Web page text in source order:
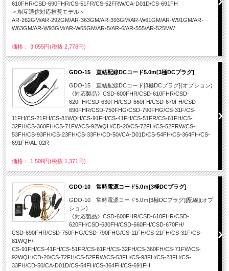
610FHR/CSD-690FHR/CS-51FR/CS-52FRW/CA-D01D/CS-691FH
＜相互通信対応推奨モデル＞
AR-262GM/AR-292GM/AR-363GM/AR-393GM/AR-W61GM/AR-W91GM/AR-
W63GM/AR-W93GM/AR-W65GM/AR-5/AR-6/AR-555/AR-525MW
価格： 3,055円(税抜 2,778円)
GDO-15 直結配線DCコード5.0m[3極DCプラグ]
GDO-15 直結配線DCコード[3極DCプラグ](オプション)
《対応製品》CSD-600FHR/CSD-610FHR/CSD-
620FH/CSD-630FH/CSD-660FH/CSD-670FH/CSD-
690FHR/CSD-750FHG/CSD-790FHG/CS-31F/CS-
11FH/CS-21FH/CS-81WQH/CS-91FH/CS-41FH/CS-51FR/CS-61FH/CS-
32FH/CS-360FH/CS-71FW/CS-92WQH/CD-20/CS-72FH/CS-52FRW/CS-
53FH/CS-93FH/CS-23FH/CS-33FH/CD-50//CA-D01D/CS-54FH/CS-364FH/CS-
691FH/AL-02R
価格： 1,508円(税抜 1,371円)
GDO-10 常時電源コード5.0ｍ[3極DCプラグ]
GDO-10 常時電源コード5.0ｍ[3極DCプラグ][配線](オプ
ション)
《対応製品》CSD-600FHR/CSD-610FHR/CSD-
620FH/CSD-630FH/CSD-660FH/CSD-670FH/
CSD-690FHR/CSD-750FHG/CSD-790FHG/CS-11FH/CS-21FH/CS-31F/CS-
81WQH/
CS-91FH/CS-41FH/CS-51FR/CS-61FH/CS-32FH/CS-360FH/CS-71FW/CS-
92WQH/CD-20/CS-72FH/CS-52FRW/CS-53FH/CS-93FH/CS-23FH/CS-
33FH/CD-50/CA-D01D/CS-54FH/CS-364FH/CS-691FH